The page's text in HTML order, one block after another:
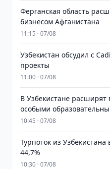
Ферганская область
бизнесом Афганистана
11:15 · 07/08
Узбекистан обсудил с
проекты
11:00 · 07/08
В Узбекистане расширят
особыми
10:45 · 07/08
Турпоток из
44,7%
10:30 · 07/08